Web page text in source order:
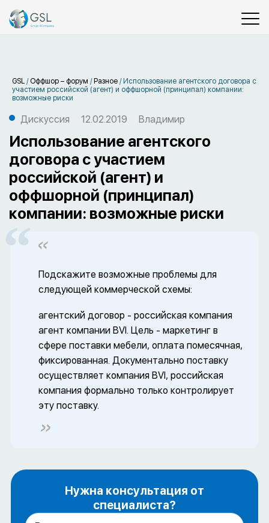
GSL / Оффшор – форум / Разное / Использование агентского договора с
участием российской (агент) и оффшорной (принципал) компании:
возможные риски
Дискуссия 12.02.2019 Владимир
Использование агентского
договора с участием
российской (агент) и
оффшорной (принципал)
компании: возможные риски
Подскажите возможные проблемы для
следующей коммерческой схемы:
агентский договор - российская компания
агент компании BVI. Цель - маркетинг в
сфере поставки мебели, оплата помесячная,
фиксированная. Документально поставку
осуществляет компания BVI, российская
компания формально только контролирует
эту поставку.
Нужна консультация от
специалиста?